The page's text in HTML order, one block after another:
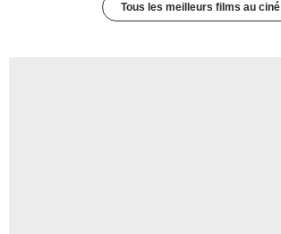
Tous les meilleurs films au ciné